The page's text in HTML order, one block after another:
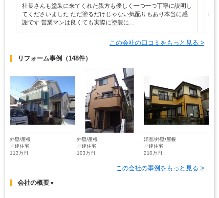
社長さんも塗装に来てくれた親方も優しく一つ一つ丁寧に説明し
てくださいました ただ塗るだけじゃない気配りもあり本当に感
謝です 営業マンは良くても実際に塗装に…
こ
れ
この会社の口コミをもっと見る >
リフォーム事例 （148件）
外壁/屋根
戸建住宅
113万円
外壁/屋根
戸建住宅
103万円
洋室/外壁/屋根
戸建住宅
210万円
この会社の事例をもっと見る >
会社の概要▼